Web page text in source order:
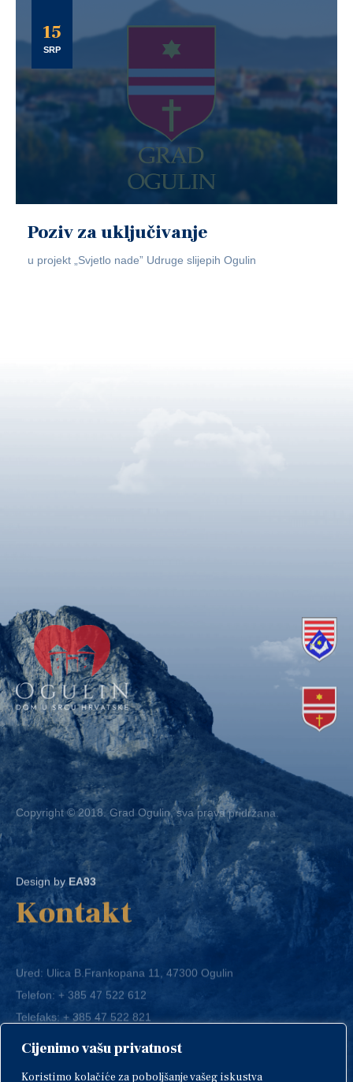
Cijenimo vašu privatnost
Koristimo kolačiće za poboljšanje vašeg iskustva
15
SRP
Poziv za uključivanje
u projekt „Svjetlo nade” Udruge slijepih Ogulin
Copyright © 2018. Grad Ogulin, sva prava pridržana.
Design by EA93
Kontakt
Ured: Ulica B.Frankopana 11, 47300 Ogulin
Telefon:+ 385 47 522 612
Telefaks:+ 385 47 522 821
E-mail:grad-ogulin@ogulin.hr